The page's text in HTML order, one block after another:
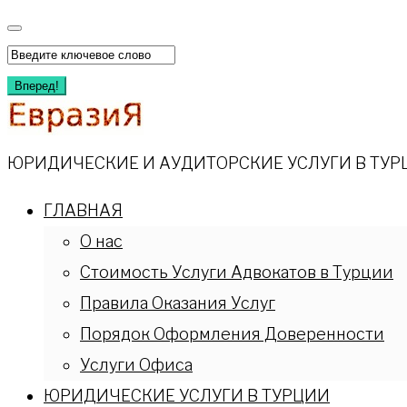
Перейти
к
содержимому
Искать:
Вперед!
ЮРИДИЧЕСКИЕ И АУДИТОРСКИЕ УСЛУГИ В
ГЛАВНАЯ
О нас
Стоимость Услуги Адвокатов в Турции
Правила Оказания Услуг
Порядок Оформления Доверенности
Услуги Офиса
ЮРИДИЧЕСКИЕ УСЛУГИ В ТУРЦИИ